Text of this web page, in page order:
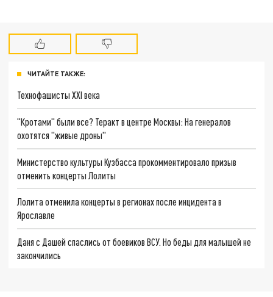
ЧИТАЙТЕ ТАКЖЕ:
Технофашисты XXI века
"Кротами" были все? Теракт в центре Москвы: На генералов
охотятся "живые дроны"
Министерство культуры Кузбасса прокомментировало призыв
отменить концерты Лолиты
Лолита отменила концерты в регионах после инцидента в
Ярославле
Даня с Дашей спаслись от боевиков ВСУ. Но беды для малышей не
закончились